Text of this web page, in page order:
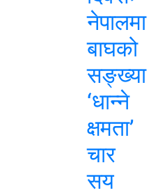
नेपालमा
बाघको
सङ्ख्या
‘धान्ने
क्षमता’
चार
सय